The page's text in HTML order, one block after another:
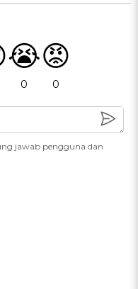
😭
0
😡
0
jawab pengguna dan